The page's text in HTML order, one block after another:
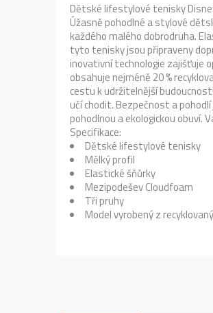
Dětské lifestylové tenisky
Úžasně pohodlné a stylové
každého malého dobrodruha.
tyto tenisky jsou připraveny
inovativní technologie zajišťuje
obsahuje nejméně 20 %
cestu k udržitelnější
učí chodit. Bezpečnost a
pohodlnou a ekologickou obuví.
Specifikace:
Dětské lifestylové tenisky
Mělký profil
Elastické šňůrky
Mezipodešev Cloudfoam
Tři pruhy
Model vyrobený z